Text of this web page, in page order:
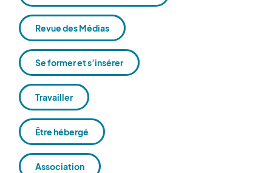
Revue des Médias
Se former et s’insérer
Travailler
Être hébergé
Association